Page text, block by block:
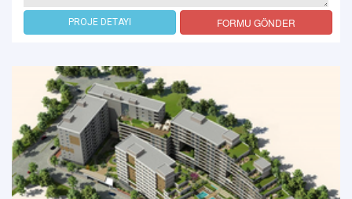
PROJE DETAYI FORMU GÖNDER